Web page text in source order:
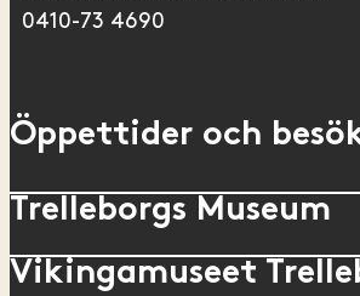
0410-73 4690
Öppettider och
Trelleborgs Museum
Vikingamuseet